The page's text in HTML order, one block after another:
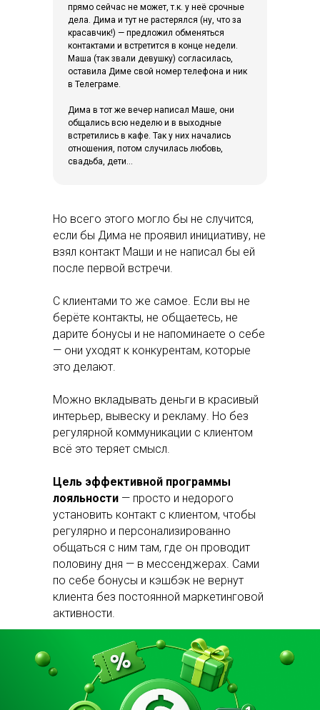
прямо сейчас не может, т.к. у неё срочные
дела. Дима и тут не растерялся (ну, что за
красавчик!) — предложил обменяться
контактами и встретится в конце недели.
Маша (так звали девушку) согласилась,
оставила Диме свой номер телефона и ник
в Телеграме.
Дима в тот же вечер написал Маше, они
общались всю неделю и в выходные
встретились в кафе. Так у них начались
отношения, потом случилась любовь,
свадьба, дети...
Но всего этого могло бы не случится,
если бы Дима не проявил инициативу, не
взял контакт Маши и не написал бы ей
после первой встречи.
С клиентами то же самое. Если вы не
берёте контакты, не общаетесь, не
дарите бонусы и не напоминаете о себе
— они уходят к конкурентам, которые
это делают.
Можно вкладывать деньги в красивый
интерьер, вывеску и рекламу. Но без
регулярной коммуникации с клиентом
всё это теряет смысл.
Цель эффективной программы
лояльности — просто и недорого
установить контакт с клиентом, чтобы
регулярно и персонализированно
общаться с ним там, где он проводит
половину дня — в мессенджерах. Сами
по себе бонусы и кэшбэк не вернут
клиента без постоянной маркетинговой
активности.